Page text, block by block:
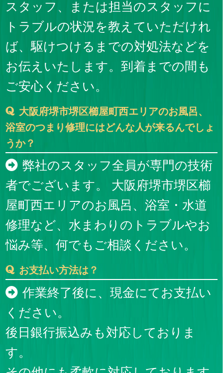
スタッフ、または担当のスタッフに
トラブルの状況を教えていただけれ
ば、駆けつけるまでの対処法などを
お伝えいたします。到着までの間も
ご安心ください。
大阪府堺市堺区櫛屋町西エリアのお風呂、
浴室のつまり修理にはどんな人が来るんでしょ
うか？
弊社のスタッフ全員が専門の技術
者でございます。 大阪府堺市堺区櫛
屋町西エリアのお風呂、浴室・水道
修理など、水まわりのトラブルやお
悩み等、何でもご相談ください。
お支払い方法は？
作業終了後に、現金にてお支払い
ください。
後日銀行振込みも対応しておりま
す。